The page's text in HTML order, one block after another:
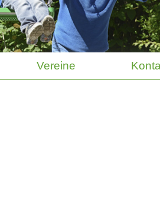
Vereine